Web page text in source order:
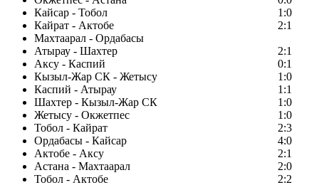
Кайсар - Тобол
1:0
Кайрат - Актобе
2:1
Махтаарал - Ордабасы
Атырау - Шахтер
2:1
Аксу - Каспий
0:1
Кызыл-Жар СК - Жетысу
1:0
Каспий - Атырау
1:1
Шахтер - Кызыл-Жар СК
1:0
Жетысу - Окжетпес
1:0
Тобол - Кайрат
2:3
Ордабасы - Кайсар
4:0
Актобе - Аксу
2:1
Астана - Махтаарал
2:0
Тобол - Актобе
2:2